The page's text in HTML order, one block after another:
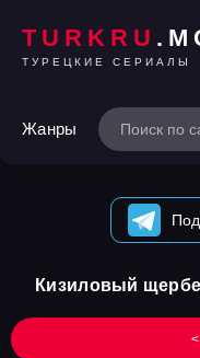
TURKRU
ТУРЕЦКИЕ СЕРИАЛЫ
Жанры
Кизиловый